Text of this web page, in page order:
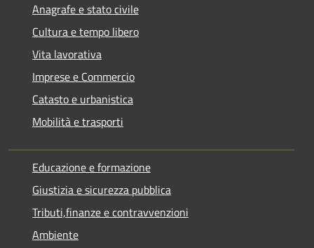
Anagrafe e stato civile
Cultura e tempo libero
Vita lavorativa
Imprese e Commercio
Catasto e urbanistica
Mobilità e trasporti
Educazione e formazione
Giustizia e sicurezza pubblica
Tributi,finanze e contravvenzioni
Ambiente